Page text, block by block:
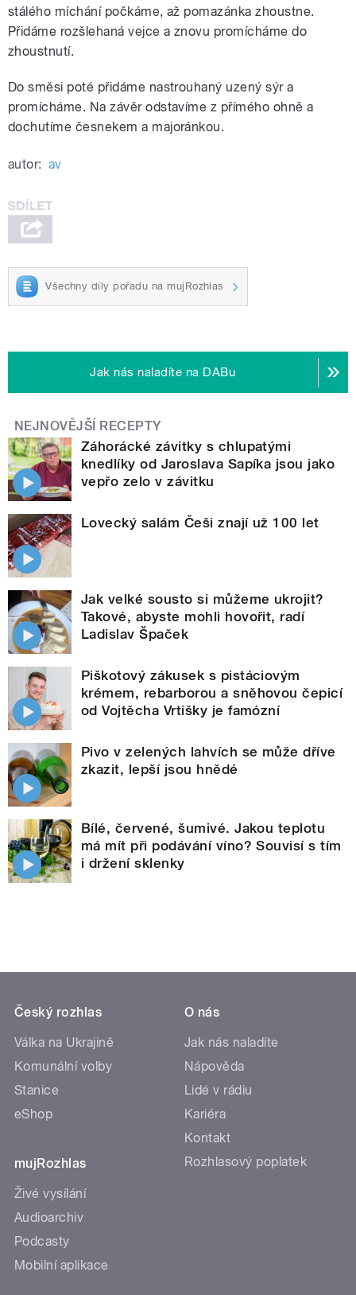
stálého míchání počkáme, až pomazánka zhoustne.
Přidáme rozšlehaná vejce a znovu promícháme do
zhoustnutí.
Do směsi poté přidáme nastrouhaný uzený sýr a
promícháme. Na závěr odstavíme z přímého ohně a
dochutíme česnekem a majoránkou.
autor: av
Všechny díly pořadu na mujRozhlas
Jak nás naladíte na DABu
NEJNOVĚJŠÍ RECEPTY
Záhorácké závitky s chlupatými
knedlíky od Jaroslava Sapíka jsou jako
vepřo zelo v závitku
Lovecký salám Češi znají už 100 let
Jak velké sousto si můžeme ukrojit?
Takové, abyste mohli hovořit, radí
Ladislav Špaček
Piškotový zákusek s pistáciovým
krémem, rebarborou a sněhovou čepicí
od Vojtěcha Vrtišky je famózní
Pivo v zelených lahvích se může dříve
zkazit, lepší jsou hnědé
Bílé, červené, šumivé. Jakou teplotu
má mít při podávání víno? Souvisí s tím
i držení sklenky
Český rozhlas
Válka na Ukrajině
Komunální volby
Stanice
eShop
mujRozhlas
Živé vysílání
Audioarchiv
Podcasty
Mobilní aplikace
O nás
Jak nás naladíte
Nápověda
Lidé v rádiu
Kariéra
Kontakt
Rozhlasový poplatek